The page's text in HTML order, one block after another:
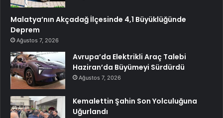
Malatya’nın Akçadağ İlçesinde 4,1 Büyüklüğünde
Deprem
Ağustos 7, 2026
Avrupa’da Elektrikli Araç Talebi
Haziran’da Büyümeyi Sürdürdü
Ağustos 7, 2026
Kemalettin Şahin Son Yolculuğuna
Uğurlandı